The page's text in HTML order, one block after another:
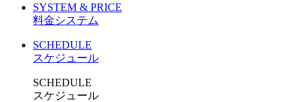
SYSTEM & PRICE
料金システム
SCHEDULE
スケジュール
SCHEDULE
スケジュール